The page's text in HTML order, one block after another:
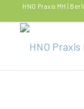
HNO Praxis MH |